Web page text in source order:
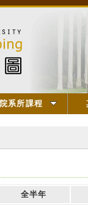
院系所課程
全半年